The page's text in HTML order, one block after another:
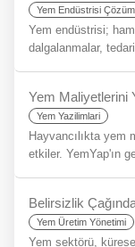
Yem Endüstrisi
Yem endüstrisi;
dalgalanmalar,
Yem Yazilimlari
Hayvancılıkta yem
etkiler. YemYap'ın
Yem Üretim Yönetimi
Yem sektörü,